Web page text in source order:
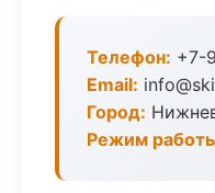
Телефон: +7-
Email:
Город:
Режим